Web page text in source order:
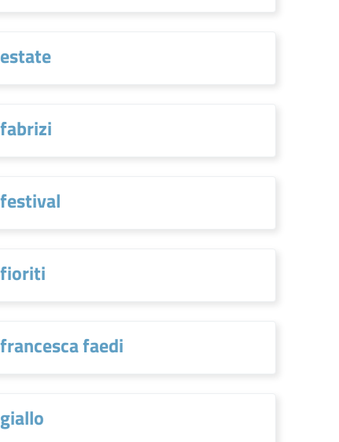
estate
fabrizi
festival
fioriti
francesca faedi
giallo